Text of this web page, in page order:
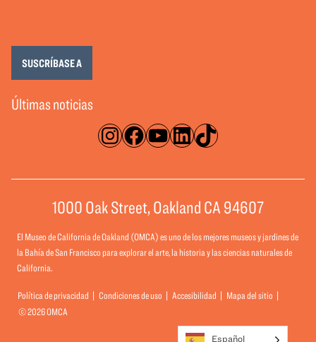
Instagram
Facebook
YouTube
LinkedIn
TikTok
Últimas noticias
SUSCRÍBASE A
1000 Oak Street, Oakland CA 94607
El Museo de California de Oakland (OMCA) es uno de los mejores museos y jardines de
la Bahía de San Francisco para explorar el arte, la historia y las ciencias naturales de
California.
Política de privacidad Condiciones de uso Accesibilidad
Mapa del sitio
© 2026 OMCA
Español